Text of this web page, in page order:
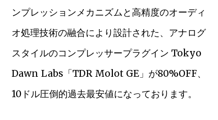
ンプレッションメカニズムと高精度のオーディ
オ処理技術の融合により設計された、アナログ
スタイルのコンプレッサープラグイン Tokyo
Dawn Labs「TDR Molot GE」が80%OFF、
10ドル圧倒的過去最安値になっております。